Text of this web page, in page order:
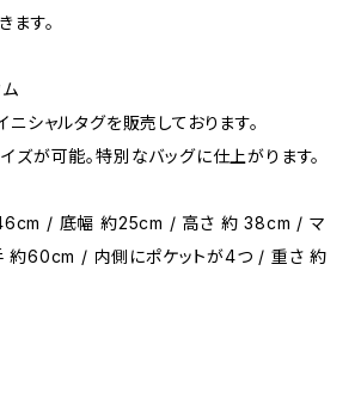
ます。
シャルタグを販売しております。
ズが可能。特別なバッグに仕上がります。
46cm / 底幅 約25cm / 高さ 約 38cm / マ
約60cm / 内側にポケットが4つ / 重さ 約